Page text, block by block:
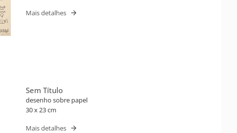
Mais detalhes
Sem Título
desenho sobre papel
30 x 23 cm
Mais detalhes